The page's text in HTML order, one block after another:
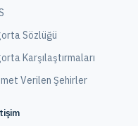
Sözlüğü
Karşılaştırmaları
Verilen Şehirler